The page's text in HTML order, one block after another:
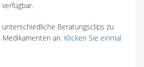
Beratungsclips zu
an. Klicken Sie einmal